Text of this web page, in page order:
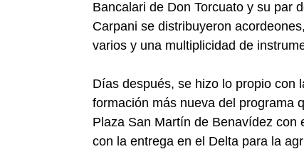
Bancalari de Don Torcuato y su par
Carpani se distribuyeron
varios y una multiplicidad de
Días después, se hizo lo propio con
formación más nueva del programa
Plaza San Martín de Benavídez con
con la entrega en el Delta para la